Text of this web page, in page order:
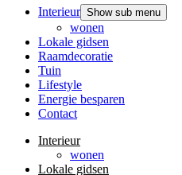
Interieur Show sub menu
wonen
Lokale gidsen
Raamdecoratie
Tuin
Lifestyle
Energie besparen
Contact
Interieur
wonen
Lokale gidsen